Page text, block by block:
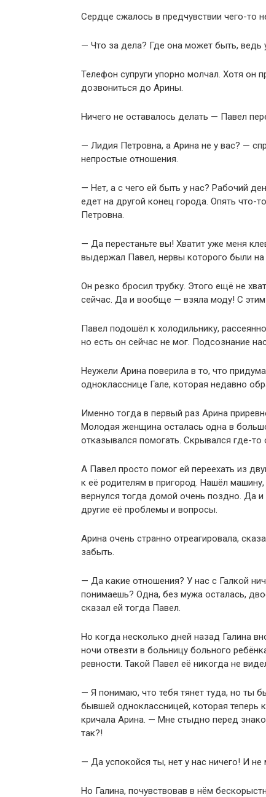
Сердце сжалось в предчувствии чего-то
— Что за дела? Где она может быть, ведь
Телефон супруги упорно молчал. Хотя он
дозвониться до Арины.
Ничего не оставалось делать — Павел
— Лидия Петровна, а Арина не у вас? —
непростые отношения.
— Нет, а с чего ей быть у нас? Рабочий
едет на другой конец города. Опять что-
Петровна.
— Да перестаньте вы! Хватит уже меня
выдержал Павел, нервы которого были на
Он резко бросил трубку. Этого ещё не
сейчас. Да и вообще — взяла моду! С этим
Павел подошёл к холодильнику,
но есть он сейчас не мог. Подсознание
Неужели Арина поверила в то, что
однокласснице Гале, которая недавно
Именно тогда в первый раз Арина
Молодая женщина осталась одна в
отказывался помогать. Скрывался где-то
А Павел просто помог ей переехать из
к её родителям в пригород. Нашёл машину,
вернулся тогда домой очень поздно. Да
другие её проблемы и вопросы.
Арина очень странно отреагировала,
забыть.
— Да какие отношения? У нас с Галкой
понимаешь? Одна, без мужа осталась,
сказал ей тогда Павел.
Но когда несколько дней назад Галина
ночи отвезти в больницу больного
ревности. Такой Павел её никогда не
— Я понимаю, что тебя тянет туда, но ты
бывшей одноклассницей, которая
кричала Арина. — Мне стыдно перед
так?!
— Да успокойся ты, нет у нас ничего! И
Но Галина, почувствовав в нём